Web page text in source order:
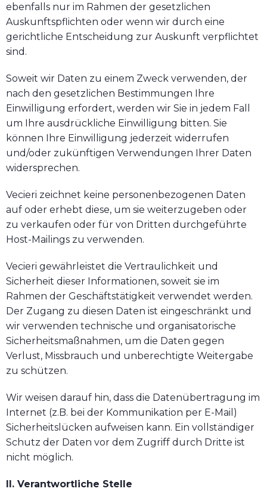
ebenfalls nur im Rahmen der gesetzlichen
Auskunftspflichten oder wenn wir durch eine
gerichtliche Entscheidung zur Auskunft verpflichtet
sind.
Soweit wir Daten zu einem Zweck verwenden, der
nach den gesetzlichen Bestimmungen Ihre
Einwilligung erfordert, werden wir Sie in jedem Fall
um Ihre ausdrückliche Einwilligung bitten. Sie
können Ihre Einwilligung jederzeit widerrufen
und/oder zukünftigen Verwendungen Ihrer Daten
widersprechen.
Vecieri zeichnet keine personenbezogenen Daten
auf oder erhebt diese, um sie weiterzugeben oder
zu verkaufen oder für von Dritten durchgeführte
Host-Mailings zu verwenden.
Vecieri gewährleistet die Vertraulichkeit und
Sicherheit dieser Informationen, soweit sie im
Rahmen der Geschäftstätigkeit verwendet werden.
Der Zugang zu diesen Daten ist eingeschränkt und
wir verwenden technische und organisatorische
Sicherheitsmaßnahmen, um die Daten gegen
Verlust, Missbrauch und unberechtigte Weitergabe
zu schützen.
Wir weisen darauf hin, dass die Datenübertragung im
Internet (z.B. bei der Kommunikation per E-Mail)
Sicherheitslücken aufweisen kann. Ein vollständiger
Schutz der Daten vor dem Zugriff durch Dritte ist
nicht möglich.
II. Verantwortliche Stelle